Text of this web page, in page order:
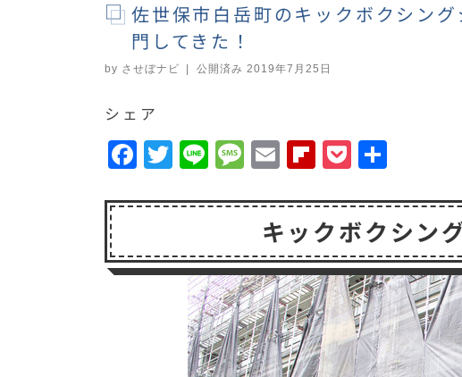
佐世保市白岳町のキックボクシン
門してきた！
by させぼナビ | 公開済み 2019年7月25日
シェア
F
a
c
b
T
w
it
e
Li
n
e
M
e
s
a
g
e
E
m
a
il
F
li
p
b
o
a
r
d
P
o
c
k
e
t
キックボクシン